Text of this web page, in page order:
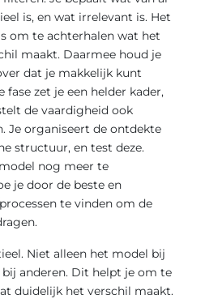
is, en wat irrelevant is. Het
om te achterhalen wat het
maakt. Daarmee houd je
dat je makkelijk kunt
fase zet je een helder kader,
de vaardigheid ook
Je organiseert de ontdekte
structuur, en test deze.
nog meer te
je door de beste en
te vinden om de
Niet alleen het model bij
anderen. Dit helpt je om te
duidelijk het verschil maakt.